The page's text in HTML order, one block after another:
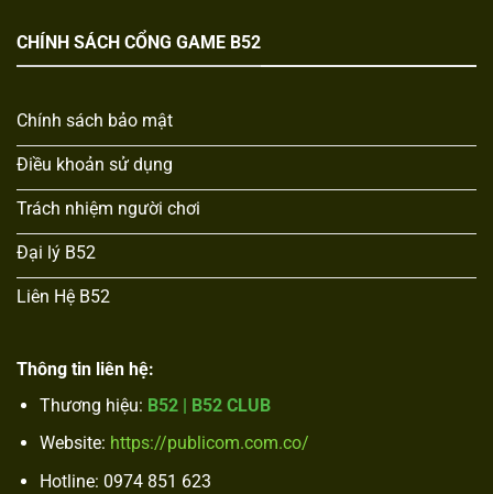
CHÍNH SÁCH CỔNG GAME B52
Chính sách bảo mật
Điều khoản sử dụng
Trách nhiệm người chơi
Đại lý B52
Liên Hệ B52
Thông tin liên hệ:
Thương hiệu: B52 | B52 CLUB
Website: https://publicom.com.co/
Hotline: 0974 851 623